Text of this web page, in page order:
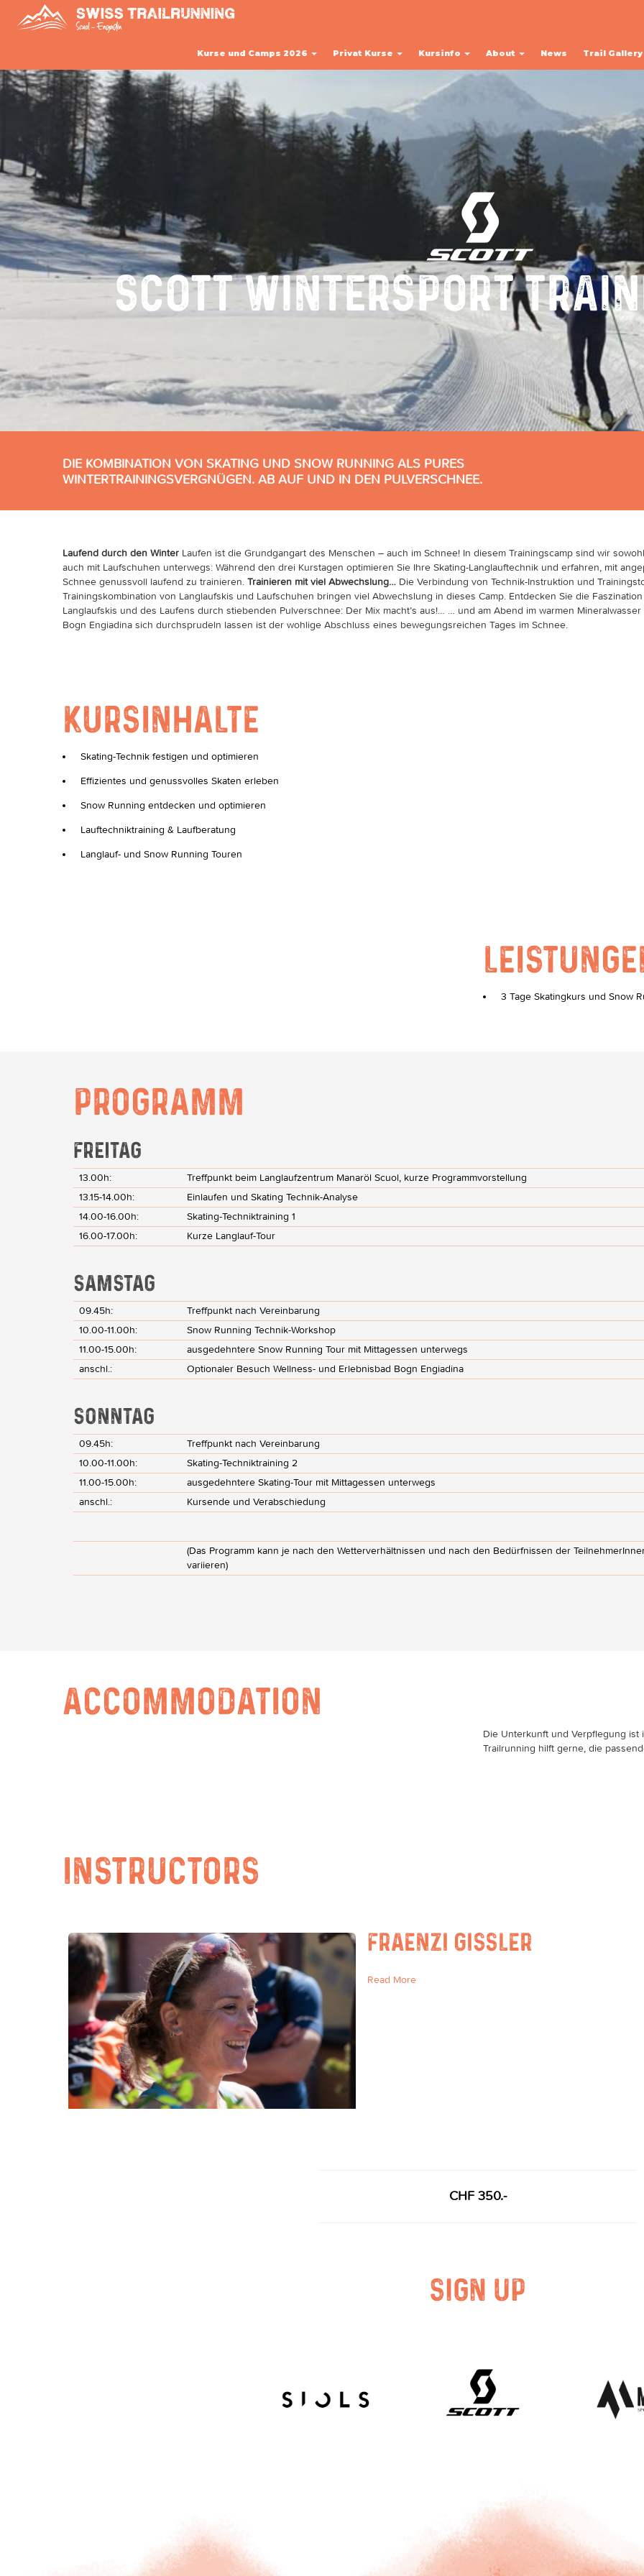
Kurse und Camps 2026 Privat Kurse Kursinfo About News Trail Gallery
SCOTT WINTERSPORT
DIE KOMBINATION VON SKATING UND SNOW RUNNING ALS PURES
WINTERTRAININGSVERGNÜGEN. AB AUF UND IN DEN PULVERSCHNEE.
Laufend durch den Winter Laufen ist die Grundgangart des Menschen – auch im Schnee! In diesem Trainingscamp sind wir
auch mit Laufschuhen unterwegs: Während den drei Kurstagen optimieren Sie Ihre Skating-Langlauftechnik und erfahren, mit
Schnee genussvoll laufend zu trainieren. Trainieren mit viel Abwechslung… Die Verbindung von Technik-Instruktion und
Trainingskombination von Langlaufskis und Laufschuhen bringen viel Abwechslung in dieses Camp. Entdecken Sie die
Langlaufskis und des Laufens durch stiebenden Pulverschnee: Der Mix macht’s aus!… … und am Abend im warmen
Bogn Engiadina sich durchsprudeln lassen ist der wohlige Abschluss eines bewegungsreichen Tages im Schnee.
KURSINHALTE
Skating-Technik festigen und optimieren
Effizientes und genussvolles Skaten erleben
Snow Running entdecken und optimieren
Lauftechniktraining & Laufberatung
Langlauf- und Snow Running Touren
3 Tage Skatingkurs und Snow
PROGRAMM
FREITAG
13.00h:
Treffpunkt beim Langlaufzentrum Manaröl Scuol, kurze Programmvorstellung
13.15-14.00h:
Einlaufen und Skating Technik-Analyse
14.00-16.00h:
Skating-Techniktraining 1
16.00-17.00h:
Kurze Langlauf-Tour
SAMSTAG
09.45h:
Treffpunkt nach Vereinbarung
10.00-11.00h:
Snow Running Technik-Workshop
11.00-15.00h:
ausgedehntere Snow Running Tour mit Mittagessen unterwegs
anschl.:
Optionaler Besuch Wellness- und Erlebnisbad Bogn Engiadina
SONNTAG
09.45h:
Treffpunkt nach Vereinbarung
10.00-11.00h:
Skating-Techniktraining 2
11.00-15.00h:
ausgedehntere Skating-Tour mit Mittagessen unterwegs
anschl.:
Kursende und Verabschiedung
(Das Programm kann je nach den Wetterverhältnissen und nach den Bedürfnissen der
variieren)
ACCOMMODATION
Die Unterkunft und Verpflegung ist
Trailrunning hilft gerne, die
INSTRUCTORS
FRAENZI GISSLER
Read More
CHF 350.-
SIGN UP